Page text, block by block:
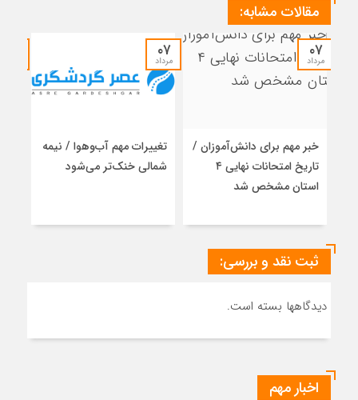
مدارس
با
قابلیت
انتخاب
مدرسه
والدین
مقالات مشابه:
۰۷
مرداد
خبر مهم برای دانش‌آموزان /
تاریخ امتحانات نهایی ۴
استان مشخص شد
۰۷
مرداد
تغییرات مهم آب‌وهوا / نیمه
شمالی خنک‌تر می‌شود
ثبت نقد و بررسی:
دیدگاهها بسته است.
اخبار مهم